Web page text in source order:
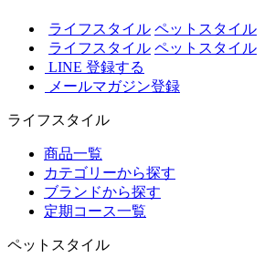
ライフスタイル ペットスタイル
ライフスタイル ペットスタイル
LINE 登録する
メールマガジン登録
ライフスタイル
商品一覧
カテゴリーから探す
ブランドから探す
定期コース一覧
ペットスタイル